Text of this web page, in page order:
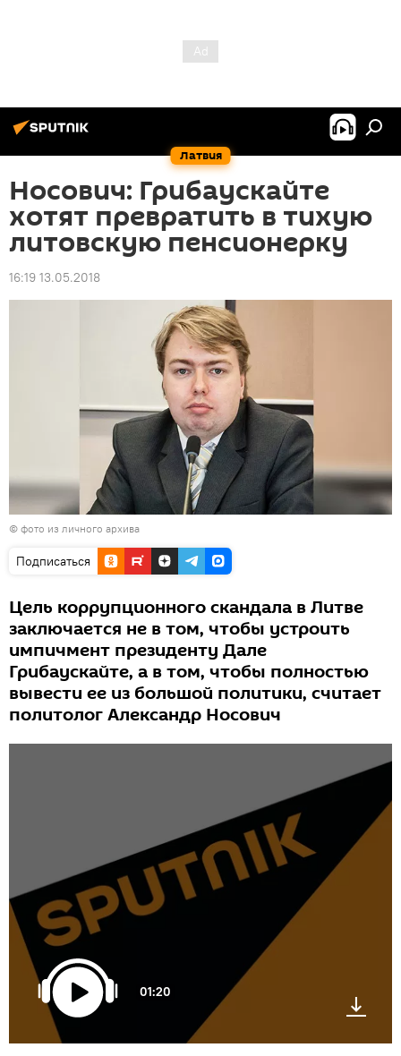
Латвия
Носович: Грибаускайте
хотят превратить в тихую
литовскую пенсионерку
16:19 13.05.2018
© фото из личного архива
Подписаться
Цель коррупционного скандала в Литве
заключается не в том, чтобы устроить
импичмент президенту Дале
Грибаускайте, а в том, чтобы полностью
вывести ее из большой политики, считает
политолог Александр Носович
01:20